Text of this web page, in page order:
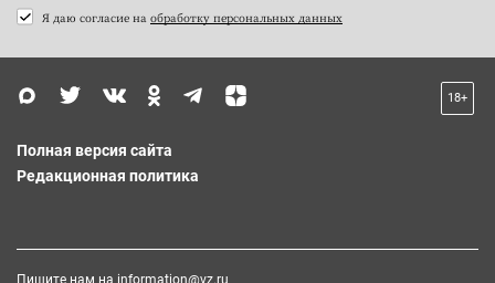
Я даю согласие на обработку персональных данных
18+
Полная версия сайта
Редакционная политика
Пишите нам на information@vz.ru